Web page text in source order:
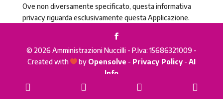
Ove non diversamente specificato, questa informativa
privacy riguarda esclusivamente questa Applicazione.
© 2026 Amministrazioni Nuccilli - P.Iva: 15686321009 -
Created with by Opensolve - Privacy Policy- AI
Info
WhatsApp